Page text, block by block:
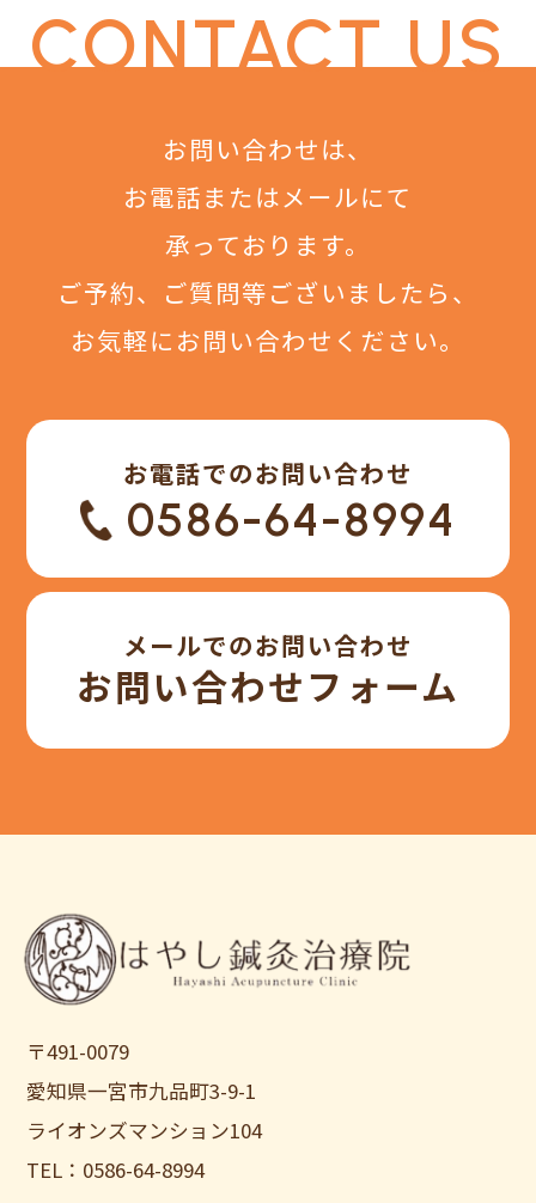
CONTACT US
お問い合わせは、
お電話またはメールにて
承っております。
ご予約、ご質問等ございましたら、
お気軽にお問い合わせください。
お電話でのお問い合わせ
0586-64-8994
メールでのお問い合わせ
お問い合わせフォーム
〒491-0079
愛知県一宮市九品町3-9-1
ライオンズマンション104
TEL：0586-64-8994